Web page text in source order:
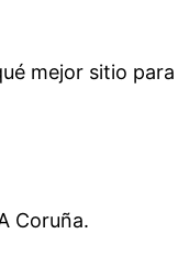
mejor sitio
Coruña.